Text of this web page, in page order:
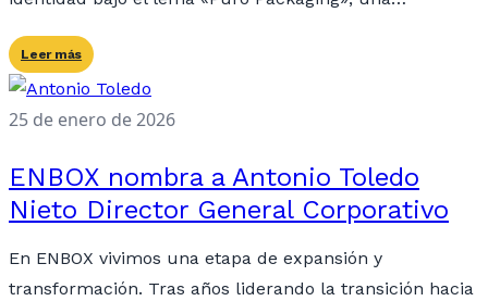
Leer más
25 de enero de 2026
ENBOX nombra a Antonio Toledo
Nieto Director General Corporativo
En ENBOX vivimos una etapa de expansión y
transformación. Tras años liderando la transición hacia